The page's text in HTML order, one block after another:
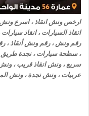
ارخص ونش انقاذ ، اسرع ونش
انقاذ السيارات ، انقاذ
رقم ونش ، رقم ونش أنقاذ ،
، سطحة سيارات ، نجدة طريق
سريع ، ونش انقاذ قريب ،
عربيات ، ونش نجدة ، ونش